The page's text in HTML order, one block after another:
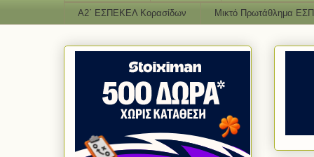
Α2΄ ΕΣΠΕΚΕΛ Κορασίδων Μικτό Πρωτάθλημα